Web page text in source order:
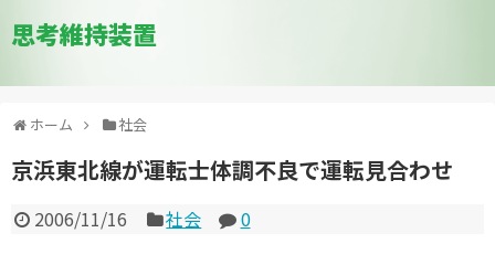
思考維持装置
ホーム 社会
京浜東北線が運転士体調不良で運転見合わせ
2006/11/16 社会
0